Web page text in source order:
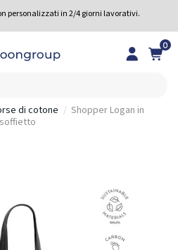
personalizzati in 2/4 giorni lavorativi.
0
di cotone
Shopper Logan in